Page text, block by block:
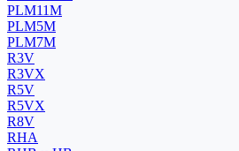
PLM11M
PLM5M
PLM7M
R3V
R3VX
R5V
R5VX
R8V
RHA